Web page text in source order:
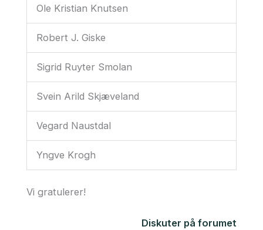
Ole Kristian Knutsen
Robert J. Giske
Sigrid Ruyter Smolan
Svein Arild Skjæveland
Vegard Naustdal
Yngve Krogh
Vi gratulerer!
Diskuter på forumet